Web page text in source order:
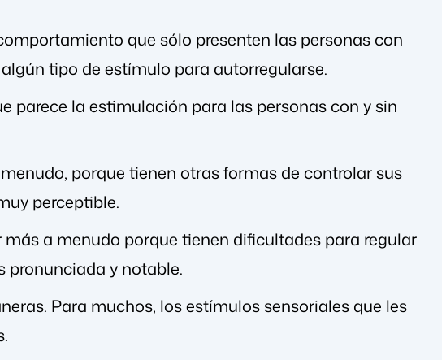
que sólo presenten las personas con
tipo de estímulo para autorregularse.
parece la estimulación para las personas con y sin
porque tienen otras formas de controlar sus
perceptible.
a menudo porque tienen dificultades para regular
pronunciada y notable.
Para muchos, los estímulos sensoriales que les